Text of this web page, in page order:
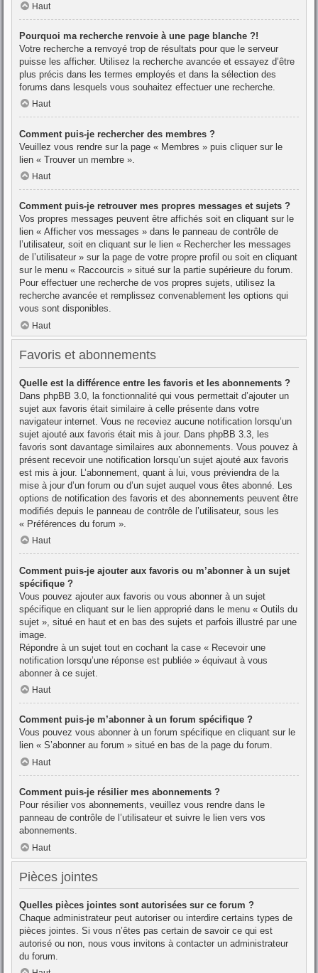
Haut
Pourquoi ma recherche renvoie à une page blanche ?!
Votre recherche a renvoyé trop de résultats pour que le serveur
puisse les afficher. Utilisez la recherche avancée et essayez d’être
plus précis dans les termes employés et dans la sélection des
forums dans lesquels vous souhaitez effectuer une recherche.
Haut
Comment puis-je rechercher des membres ?
Veuillez vous rendre sur la page « Membres » puis cliquer sur le
lien « Trouver un membre ».
Haut
Comment puis-je retrouver mes propres messages et sujets ?
Vos propres messages peuvent être affichés soit en cliquant sur le
lien « Afficher vos messages » dans le panneau de contrôle de
l’utilisateur, soit en cliquant sur le lien « Rechercher les messages
de l’utilisateur » sur la page de votre propre profil ou soit en cliquant
sur le menu « Raccourcis » situé sur la partie supérieure du forum.
Pour effectuer une recherche de vos propres sujets, utilisez la
recherche avancée et remplissez convenablement les options qui
vous sont disponibles.
Haut
Favoris et abonnements
Quelle est la différence entre les favoris et les abonnements ?
Dans phpBB 3.0, la fonctionnalité qui vous permettait d’ajouter un
sujet aux favoris était similaire à celle présente dans votre
navigateur internet. Vous ne receviez aucune notification lorsqu’un
sujet ajouté aux favoris était mis à jour. Dans phpBB 3.3, les
favoris sont davantage similaires aux abonnements. Vous pouvez à
présent recevoir une notification lorsqu’un sujet ajouté aux favoris
est mis à jour. L’abonnement, quant à lui, vous préviendra de la
mise à jour d’un forum ou d’un sujet auquel vous êtes abonné. Les
options de notification des favoris et des abonnements peuvent être
modifiés depuis le panneau de contrôle de l’utilisateur, sous les
« Préférences du forum ».
Haut
Comment puis-je ajouter aux favoris ou m’abonner à un sujet
spécifique ?
Vous pouvez ajouter aux favoris ou vous abonner à un sujet
spécifique en cliquant sur le lien approprié dans le menu « Outils du
sujet », situé en haut et en bas des sujets et parfois illustré par une
image.
Répondre à un sujet tout en cochant la case « Recevoir une
notification lorsqu’une réponse est publiée » équivaut à vous
abonner à ce sujet.
Haut
Comment puis-je m’abonner à un forum spécifique ?
Vous pouvez vous abonner à un forum spécifique en cliquant sur le
lien « S’abonner au forum » situé en bas de la page du forum.
Haut
Comment puis-je résilier mes abonnements ?
Pour résilier vos abonnements, veuillez vous rendre dans le
panneau de contrôle de l’utilisateur et suivre le lien vers vos
abonnements.
Haut
Pièces jointes
Quelles pièces jointes sont autorisées sur ce forum ?
Chaque administrateur peut autoriser ou interdire certains types de
pièces jointes. Si vous n’êtes pas certain de savoir ce qui est
autorisé ou non, nous vous invitons à contacter un administrateur
du forum.